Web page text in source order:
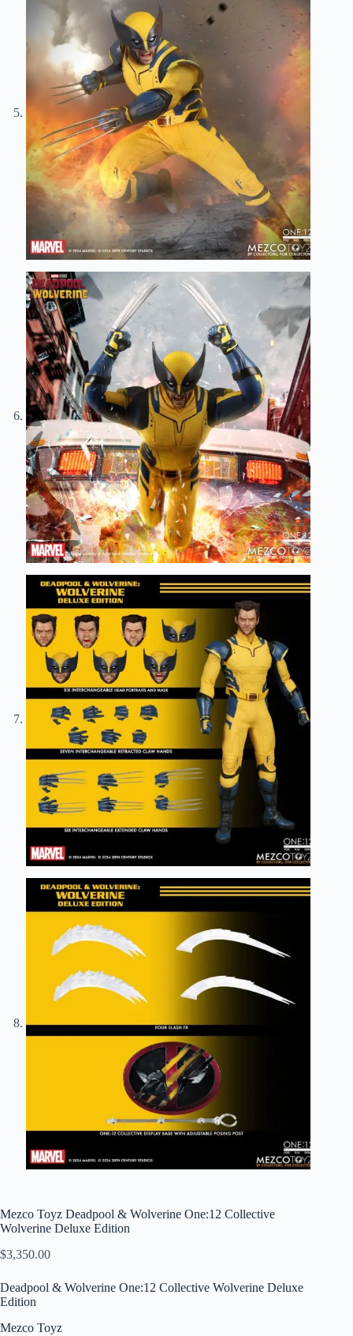
Mezco Toyz Deadpool & Wolverine One:12 Collective
Wolverine Deluxe Edition
$3,350.00
Deadpool & Wolverine One:12 Collective Wolverine Deluxe
Edition
Mezco Toyz